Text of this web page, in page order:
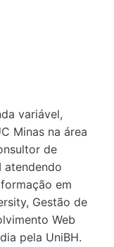
variável,
Minas na área
de
atendendo
em
Gestão de
Web
pela UniBH.